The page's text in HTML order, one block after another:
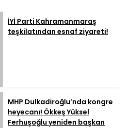
İYİ Parti Kahramanmaraş
teşkilatından esnaf ziyareti!
MHP Dulkadiroğlu’nda kongre
heyecanı! Ökkeş Yüksel
Ferhuşoğlu yeniden başkan